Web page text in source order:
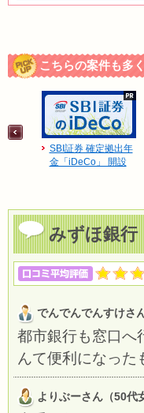
こちらの案件も多
SBI証券 確定拠出年
金「iDeCo」 開設
みずほ銀
でんでんでんすけさ
都市銀行も窓口へ
んて便利になった
よりぶーさん（50代